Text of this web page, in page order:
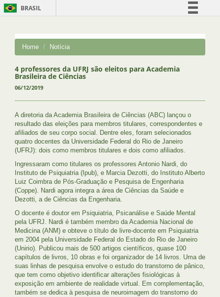
BRASIL
Comunica BR
Acesso à informação
Home Notícia
4 professores da UFRJ são eleitos para Academia
Brasileira de Ciências
06/12/2019
A diretoria da Academia Brasileira de Ciências (ABC) lançou o
resultado das eleições para membros titulares, correspondentes e
afiliados de seu corpo social. Dentre eles, foram selecionados
quatro docentes da Universidade Federal do Rio de Janeiro
(UFRJ): dois como membros titulares e dois como afiliados.
Ingressaram como titulares os professores Antonio Nardi, do
Instituto de Psiquiatria (Ipub), e Marcia Dezotti, do Instituto Alberto
Luiz Coimbra de Pós-Graduação e Pesquisa de Engenharia
(Coppe). Nardi agora integra a área de Ciências da Saúde e
Dezotti, a de Ciências da Engenharia.
O docente é doutor em Psiquiatria, Psicanálise e Saúde Mental
pela UFRJ. Nardi é também membro da Academia Nacional de
Medicina (ANM) e obteve o título de livre-docente em Psiquiatria
em 2004 pela Universidade Federal do Estado do Rio de Janeiro
(Unirio). Publicou mais de 500 artigos científicos, quase 100
capítulos de livros, 10 obras e foi organizador de 14 livros. Uma de
suas linhas de pesquisa envolve o estudo do transtorno de pânico,
que tem como objetivo identificar alterações fisiológicas à
exposição em ambiente de realidade virtual. Em complementação,
também se dedica à pesquisa de neuroimagem do transtorno do